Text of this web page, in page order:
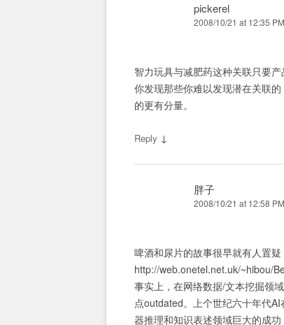
pickerel
2008/10/21 at 12:35 PM
智力玩具与减肥药这种关联只要
你发现那些你难以发现潜在关联
的更有分量。
Reply ↓
胖子
2008/10/21 at 12:58 PM
啤酒和尿片的故事很早就有人置疑
http://web.onetel.net.uk/~hibou/
事实上，在网络数据/文本挖掘领
点outdated。上个世纪六十年代AI
器推理和知识表述领域巨大的成